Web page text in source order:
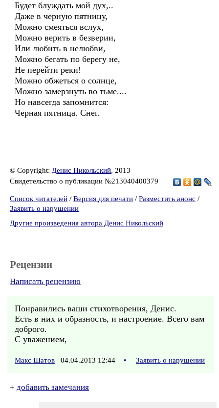
Будет блуждать мой дух,..
Даже в черную пятницу,
Можно смеяться вслух,
Можно верить в безверии,
Или любить в нелюбви,
Можно бегать по берегу не,
Не перейти реки!
Можно обжеться о солнце,
Можно замерзнуть во тьме....
Но навсегда запомнится:
Черная пятница. Снег.
© Copyright: Денис Никольский, 2013
Свидетельство о публикации №213040400379
Список читателей / Версия для печати / Разместить анонс /
Заявить о нарушении
Другие произведения автора Денис Никольский
Рецензии
Написать рецензию
Понравились ваши стихотворения, Денис.
Есть в них и образность, и настроение. Всего вам
доброго.
С уважением,
Макс Шатов 04.04.2013 12:44 • Заявить о нарушении
+ добавить замечания